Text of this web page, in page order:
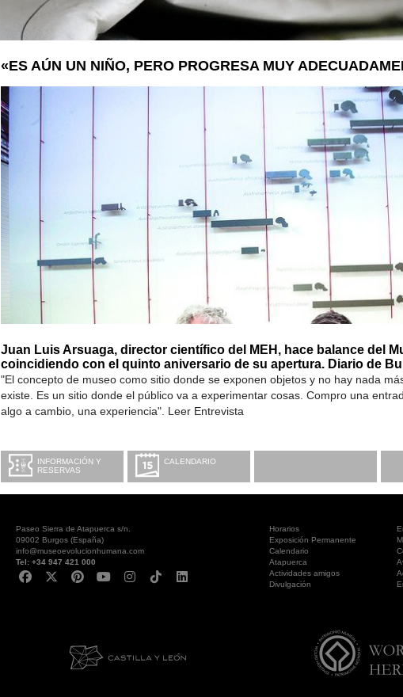
«ES AÚN UN NIÑO, PERO PROGRESA MUY
Juan Luis Arsuaga, director científico del MEH, hace balance del
coincidiendo con el quinto aniversario de su apertura. Diario de
"El concepto de museo como sitio donde se exponen objetos y no hay nada
existe. Es un sitio donde el público va a experimentar cosas. Compro una
algo a cambio, una experiencia". Leer Entrevista
INFORMACIÓN Y
RESERVAS
CALENDARIO
Paseo Sierra de Atapuerca s/n.
09002 Burgos (España)
info@museoevolucionhumana.com
Tel: +34 947 421 000
Horarios
Exposición Permanente
Calendario
Atapuerca
Actividades amigos
Divulgación